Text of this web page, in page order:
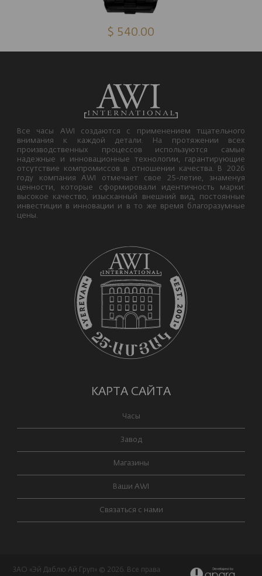
$ 540.00
Все часы AWI создаются с применением тщательного
внимания к каждой детали. На протяжении всех
производственных процессов используются самые
надежные и инновационные технологии, гарантирующие
отсутствие компромиссов в отношении качества. В 2026
году компания AWI отмечает свое 25-летие, знаменуя
ценности, которые сформировали идентичность марки:
высокое качество, изысканный внешний вид, постоянные
инвестиции в инновации и в то же время благоразумные
цены.
КАРТА САЙТА
Часы
Завод
Магазины
Ваши AWI
Связаться с нами
ЗАО «Эй Даблю Ай Груп» © 2026. Все права